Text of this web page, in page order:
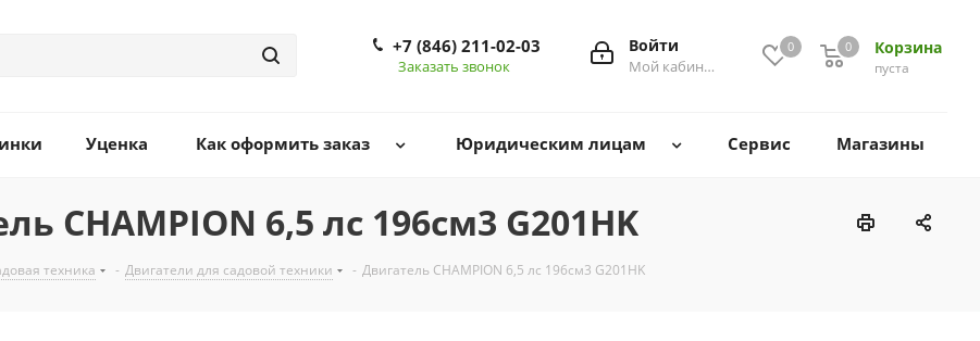
0 Корзина
0
пуста
0
Войти
Мой кабинет
+7 (846) 211-02-03
Заказать звонок
Уценка Как оформить заказ Юридическим лицам Сервис Магазины
CHAMPION 6,5 лс 196см3 G201HK
техника - Двигатели для садовой техники - Двигатель CHAMPION 6,5 лс 196см3 G201HK